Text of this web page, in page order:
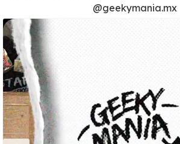
@geekymania.mx